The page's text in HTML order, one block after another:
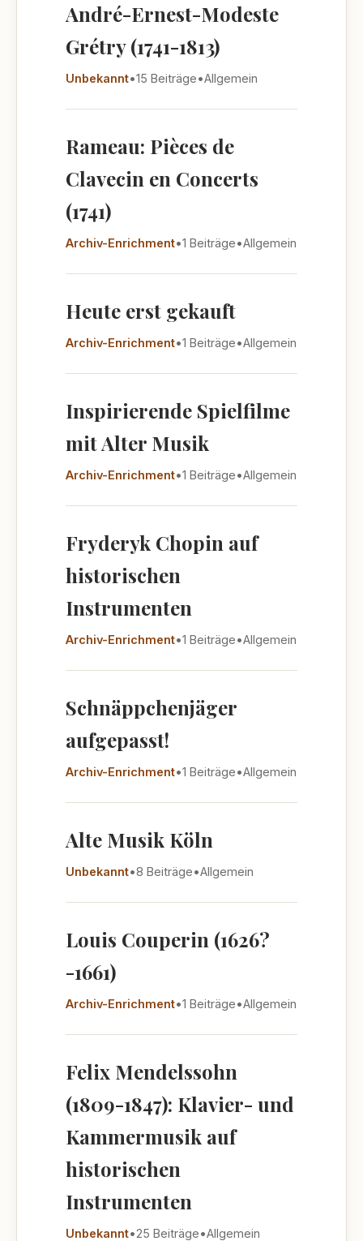
André-Ernest-Modeste
Grétry (1741-1813)
Unbekannt•15 Beiträge•Allgemein
Rameau: Pièces de
Clavecin en Concerts
(1741)
Archiv-Enrichment•1 Beiträge•Allgemein
Heute erst gekauft
Archiv-Enrichment•1 Beiträge•Allgemein
Inspirierende Spielfilme
mit Alter Musik
Archiv-Enrichment•1 Beiträge•Allgemein
Fryderyk Chopin auf
historischen
Instrumenten
Archiv-Enrichment•1 Beiträge•Allgemein
Schnäppchenjäger
aufgepasst!
Archiv-Enrichment•1 Beiträge•Allgemein
Alte Musik Köln
Unbekannt•8 Beiträge•Allgemein
Louis Couperin (1626?
-1661)
Archiv-Enrichment•1 Beiträge•Allgemein
Felix Mendelssohn
(1809-1847): Klavier- und
Kammermusik auf
historischen
Instrumenten
Unbekannt•25 Beiträge•Allgemein